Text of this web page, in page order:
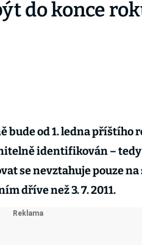
do konce
bude od 1. ledna příštího
identifikován –
se nevztahuje pouze
dříve než 3. 7. 2011.